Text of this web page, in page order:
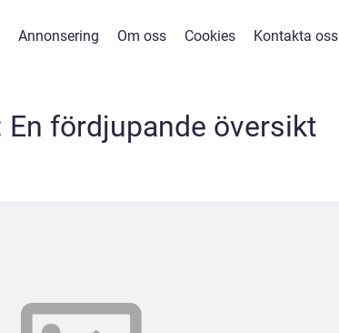
Annonsering Om oss Cookies Kontakta oss
En fördjupande översikt